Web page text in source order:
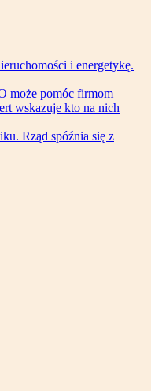
i energetykę.
może pomóc firmom
wskazuje kto na nich
Rząd spóźnia się z